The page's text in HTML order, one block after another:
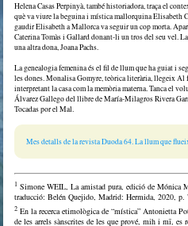
Helena Casas Perpinyà, també historiadora, traça el
què va viure la beguina i mística mallorquina Elisabeth
gaudir Elisabeth a Mallorca va seguir un cop morta.
Caterina Tomàs i Gallard donant-li un tros del seu vel.
una altra dona, Joana Pachs.
La genealogia femenina és el fil de llum que ha guiat i
les dones. Monalisa Gomyre, teòrica literària, llegeix
interpretant la casa com la memòria materna. Tanca el
Álvarez Gallego del llibre de María-Milagros Rivera
Tocadas por el Mal.
Mes detalls de la revista Duoda 64. La llum que
1 Simone WEIL, La amistad pura, edició de Mónica
traducció: Belén Quejido, Madrid: Hermida, 2020, p.
2 En la recerca etimològica de “mística” Antonietta
de les arrels sànscrites de les que prové, mih i mī, es